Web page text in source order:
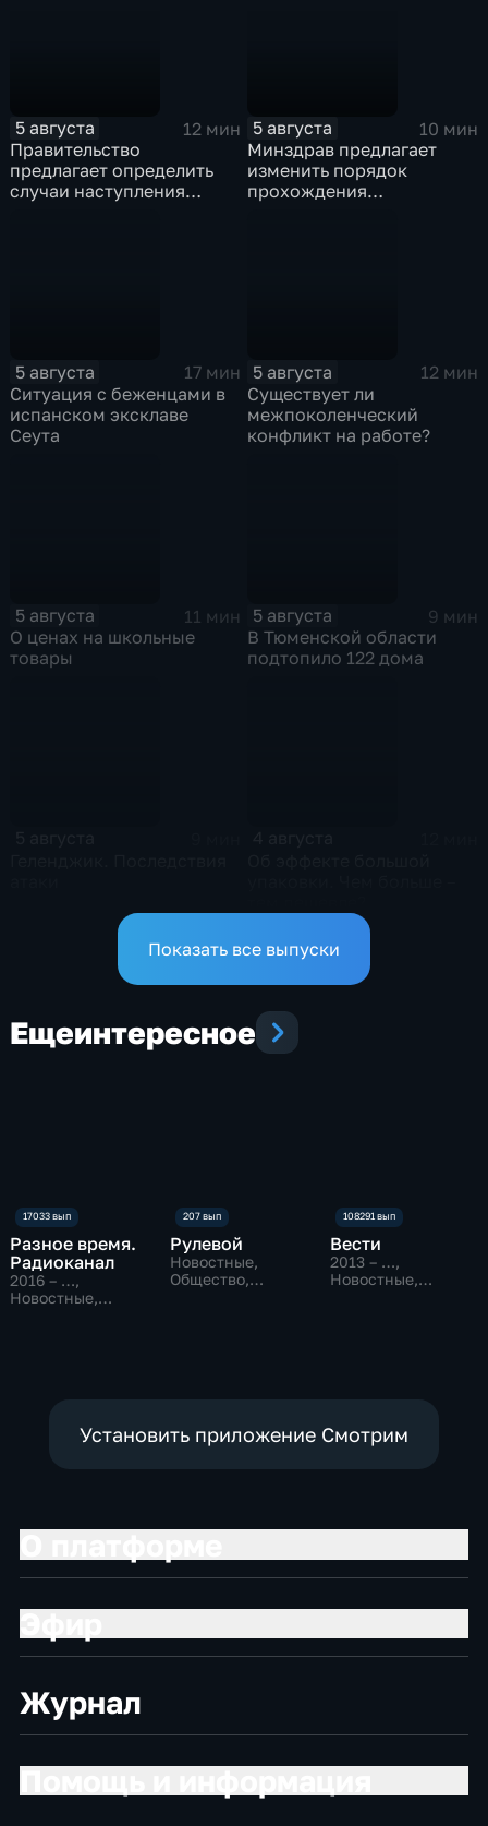
5 августа
12 мин
Правительство
предлагает определить
случаи наступления
5 августа
10 мин
Минздрав предлагает
изменить порядок
прохождения
5 августа
17 мин
Ситуация с беженцами в
испанском эксклаве
Сеута
5 августа
12 мин
Существует ли
межпоколенческий
конфликт на работе?
5 августа
11 мин
О ценах на школьные
товары
5 августа
9 мин
В Тюменской области
подтопило 122 дома
Показать все выпуски
Ещеинтересное
Разное время.
Радиоканал
2016 – …,
Новостные,
Рулевой
Новостные,
Общество,
Вести
2013 – …,
Новостные,
Установить приложение Смотрим
Журнал